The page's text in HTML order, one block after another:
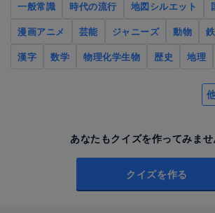
一般常識 時代の流行 地図シルエット
漫画アニメ
芸能 ジャニーズ 動物
漢字
数学 物理化学生物 歴史 地理
あなたもクイズを作ってみませ
クイズを作る